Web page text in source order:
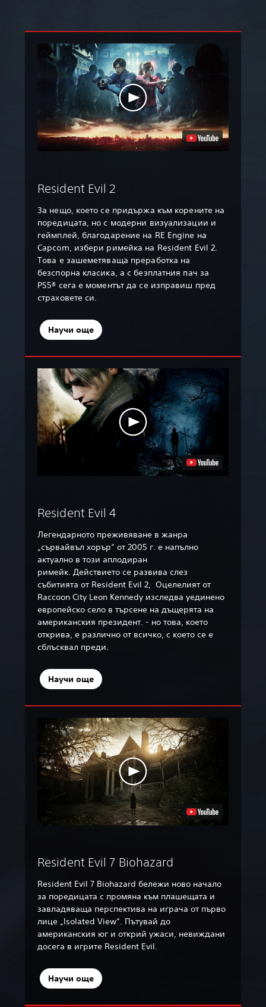
Resident Evil 2
За нещо, което се придържа към корените на
поредицата, но с модерни визуализации и
геймплей, благодарение на RE Engine на
Capcom, избери римейка на Resident Evil 2.
Това е зашеметяваща преработка на
безспорна класика, а с безплатния пач за
PS5® сега е моментът да се изправиш пред
страховете си.
Научи още
Resident Evil 4
Легендарното преживяване в жанра
„сървайвъл хорър“ от 2005 г. е напълно
актуално в този аплодиран
римейк. Действието се развива слез
събитията от Resident Evil 2, Оцелелият от
Raccoon City Leon Kennedy изследва уединено
европейско село в търсене на дъщерята на
американския президент. - но това, което
открива, е различно от всичко, с което се е
сблъсквал преди.
Научи още
Resident Evil 7 Biohazard
Resident Evil 7 Biohazard бележи ново начало
за поредицата с промяна към плашещата и
завладяваща перспектива на играча от първо
лице „Isolated View“. Пътувай до
американския юг и открий ужаси, невиждани
досега в игрите Resident Evil.
Научи още